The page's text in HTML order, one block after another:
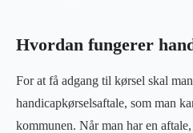
Hvordan fungerer
For at få adgang til kørsel skal
handicapkørselsaftale, som man
kommunen. Når man har en